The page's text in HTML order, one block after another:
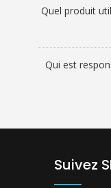
Quel produit
Qui est
Suivez